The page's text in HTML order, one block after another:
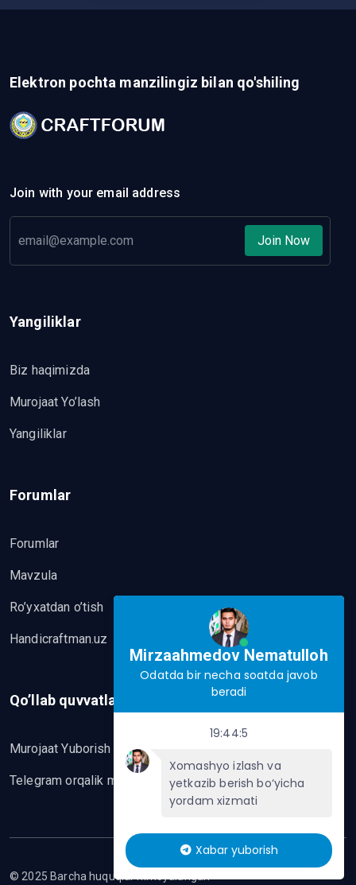
Elektron pochta manzilingiz bilan qo'shiling
Join with your email address
Join Now
Yangiliklar
Biz haqimizda
Murojaat Yo’lash
Yangiliklar
Forumlar
Forumlar
Mavzula
Ro’yxatdan o’tish
Handicraftman.uz
Qo’llab quvvatlash
Murojaat Yuborish
Telegram orqalik murojaat yo’lash
© 2025 Barcha huquqlar himoyalangan
Mirzaahmedov Nematulloh
Odatda bir necha soatda javob
beradi
19:44:5
Xomashyo izlash va
yetkazib berish bo‘yicha
yordam xizmati
Xabar yuborish